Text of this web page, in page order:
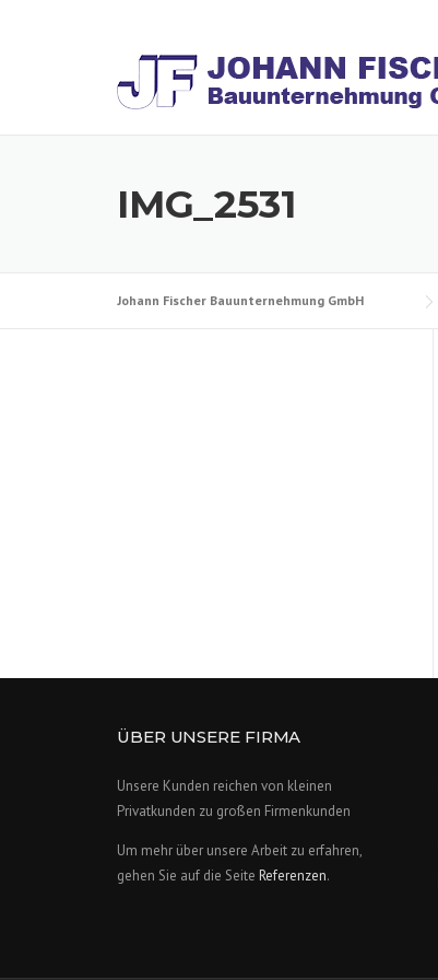
IMG_2531
Johann Fischer Bauunternehmung GmbH
ÜBER UNSERE FIRMA
Unsere Kunden reichen von kleinen
Privatkunden zu großen Firmenkunden
Um mehr über unsere Arbeit zu erfahren,
gehen Sie auf die Seite Referenzen.